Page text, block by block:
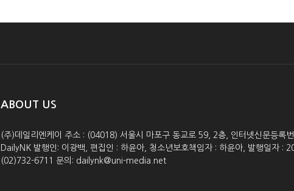
ABOUT US
(주)데일리엔케이 주소 : (04018) 서울시 마포구 동교로 59, 2층, 인터넷신문등록
DailyNK 발행인: 이광백, 편집인 : 하윤아, 청소년보호책임자 : 하윤아, 발행일자
(02)732-6711 문의: dailynk@uni-media.net